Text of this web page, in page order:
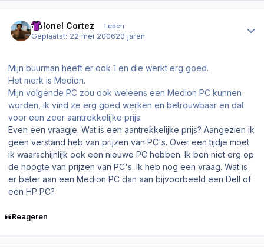
Colonel Cortez Leden
Geplaatst: 22 mei 200620 jaren
Mijn buurman heeft er ook 1 en die werkt erg goed.
Het merk is Medion.
Mijn volgende PC zou ook weleens een Medion PC kunnen
worden, ik vind ze erg goed werken en betrouwbaar en dat
voor een zeer aantrekkelijke prijs.
Even een vraagje. Wat is een aantrekkelijke prijs? Aangezien ik
geen verstand heb van prijzen van PC's. Over een tijdje moet
ik waarschijnlijk ook een nieuwe PC hebben. Ik ben niet erg op
de hoogte van prijzen van PC's. Ik heb nog een vraag. Wat is
er beter aan een Medion PC dan aan bijvoorbeeld een Dell of
een HP PC?
Reageren